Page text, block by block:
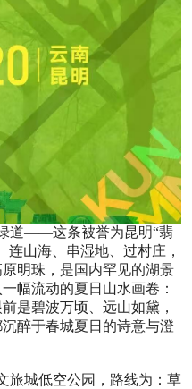
道——这条被誉为昆明“翡
山海、串湿地、过村庄，
明珠，是国内罕见的湖景
幅流动的夏日山水画卷：
是碧波万顷、远山如黛，
醉于春城夏日的诗意与澄
旅城低空公园，路线为：草